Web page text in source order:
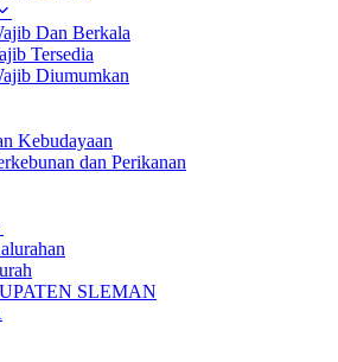
Dan Berkala
Tersedia
Diumumkan
Kebudayaan
dan Perikanan
SLEMAN